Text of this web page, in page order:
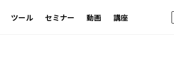
ツール セミナー 動画 講座